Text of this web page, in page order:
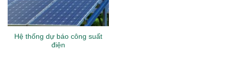
Hệ thống dự báo công suất
điện